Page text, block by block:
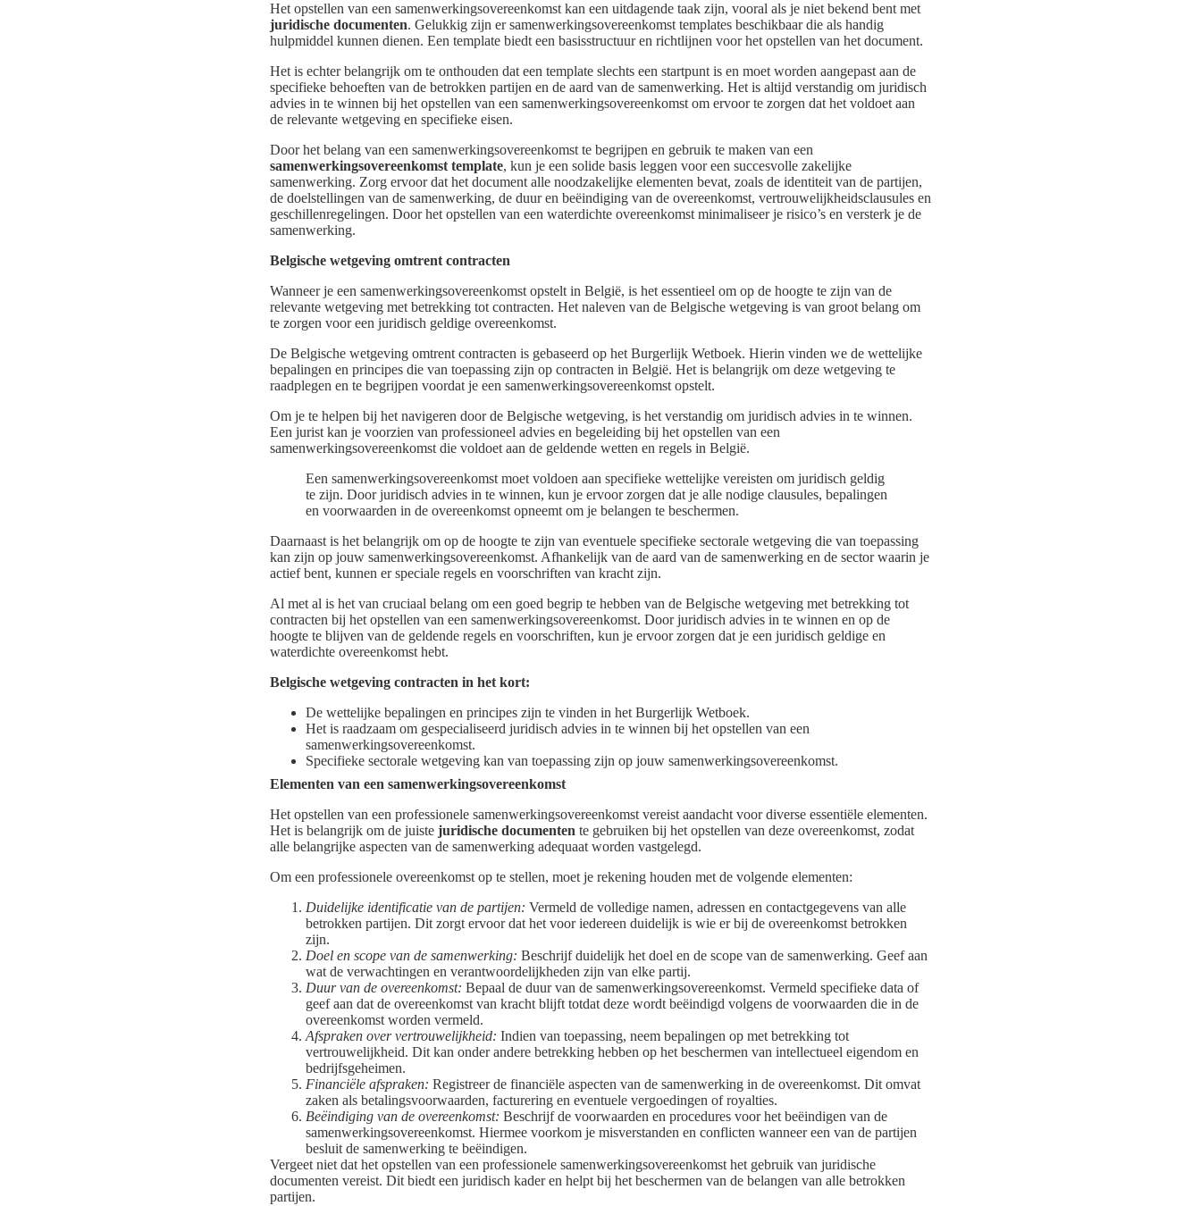
Het opstellen van een samenwerkingsovereenkomst kan een uitdagende taak zijn, vooral als je niet bekend bent met
juridische documenten. Gelukkig zijn er samenwerkingsovereenkomst templates beschikbaar die als handig
hulpmiddel kunnen dienen. Een template biedt een basisstructuur en richtlijnen voor het opstellen van het document.
Het is echter belangrijk om te onthouden dat een template slechts een startpunt is en moet worden aangepast aan de
specifieke behoeften van de betrokken partijen en de aard van de samenwerking. Het is altijd verstandig om juridisch
advies in te winnen bij het opstellen van een samenwerkingsovereenkomst om ervoor te zorgen dat het voldoet aan
de relevante wetgeving en specifieke eisen.
Door het belang van een samenwerkingsovereenkomst te begrijpen en gebruik te maken van een
samenwerkingsovereenkomst template, kun je een solide basis leggen voor een succesvolle zakelijke
samenwerking. Zorg ervoor dat het document alle noodzakelijke elementen bevat, zoals de identiteit van de partijen,
de doelstellingen van de samenwerking, de duur en beëindiging van de overeenkomst, vertrouwelijkheidsclausules en
geschillenregelingen. Door het opstellen van een waterdichte overeenkomst minimaliseer je risico’s en versterk je de
samenwerking.
Belgische wetgeving omtrent contracten
Wanneer je een samenwerkingsovereenkomst opstelt in België, is het essentieel om op de hoogte te zijn van de
relevante wetgeving met betrekking tot contracten. Het naleven van de Belgische wetgeving is van groot belang om
te zorgen voor een juridisch geldige overeenkomst.
De Belgische wetgeving omtrent contracten is gebaseerd op het Burgerlijk Wetboek. Hierin vinden we de wettelijke
bepalingen en principes die van toepassing zijn op contracten in België. Het is belangrijk om deze wetgeving te
raadplegen en te begrijpen voordat je een samenwerkingsovereenkomst opstelt.
Om je te helpen bij het navigeren door de Belgische wetgeving, is het verstandig om juridisch advies in te winnen.
Een jurist kan je voorzien van professioneel advies en begeleiding bij het opstellen van een
samenwerkingsovereenkomst die voldoet aan de geldende wetten en regels in België.
Een samenwerkingsovereenkomst moet voldoen aan specifieke wettelijke vereisten om juridisch geldig
te zijn. Door juridisch advies in te winnen, kun je ervoor zorgen dat je alle nodige clausules, bepalingen
en voorwaarden in de overeenkomst opneemt om je belangen te beschermen.
Daarnaast is het belangrijk om op de hoogte te zijn van eventuele specifieke sectorale wetgeving die van toepassing
kan zijn op jouw samenwerkingsovereenkomst. Afhankelijk van de aard van de samenwerking en de sector waarin je
actief bent, kunnen er speciale regels en voorschriften van kracht zijn.
Al met al is het van cruciaal belang om een goed begrip te hebben van de Belgische wetgeving met betrekking tot
contracten bij het opstellen van een samenwerkingsovereenkomst. Door juridisch advies in te winnen en op de
hoogte te blijven van de geldende regels en voorschriften, kun je ervoor zorgen dat je een juridisch geldige en
waterdichte overeenkomst hebt.
Belgische wetgeving contracten in het kort:
De wettelijke bepalingen en principes zijn te vinden in het Burgerlijk Wetboek.
Het is raadzaam om gespecialiseerd juridisch advies in te winnen bij het opstellen van een
samenwerkingsovereenkomst.
Specifieke sectorale wetgeving kan van toepassing zijn op jouw samenwerkingsovereenkomst.
Elementen van een samenwerkingsovereenkomst
Het opstellen van een professionele samenwerkingsovereenkomst vereist aandacht voor diverse essentiële elementen.
Het is belangrijk om de juiste juridische documenten te gebruiken bij het opstellen van deze overeenkomst, zodat
alle belangrijke aspecten van de samenwerking adequaat worden vastgelegd.
Om een professionele overeenkomst op te stellen, moet je rekening houden met de volgende elementen:
Duidelijke identificatie van de partijen: Vermeld de volledige namen, adressen en contactgegevens van alle
betrokken partijen. Dit zorgt ervoor dat het voor iedereen duidelijk is wie er bij de overeenkomst betrokken
zijn.
Doel en scope van de samenwerking: Beschrijf duidelijk het doel en de scope van de samenwerking. Geef aan
wat de verwachtingen en verantwoordelijkheden zijn van elke partij.
Duur van de overeenkomst: Bepaal de duur van de samenwerkingsovereenkomst. Vermeld specifieke data of
geef aan dat de overeenkomst van kracht blijft totdat deze wordt beëindigd volgens de voorwaarden die in de
overeenkomst worden vermeld.
Afspraken over vertrouwelijkheid: Indien van toepassing, neem bepalingen op met betrekking tot
vertrouwelijkheid. Dit kan onder andere betrekking hebben op het beschermen van intellectueel eigendom en
bedrijfsgeheimen.
Financiële afspraken: Registreer de financiële aspecten van de samenwerking in de overeenkomst. Dit omvat
zaken als betalingsvoorwaarden, facturering en eventuele vergoedingen of royalties.
Beëindiging van de overeenkomst: Beschrijf de voorwaarden en procedures voor het beëindigen van de
samenwerkingsovereenkomst. Hiermee voorkom je misverstanden en conflicten wanneer een van de partijen
besluit de samenwerking te beëindigen.
Vergeet niet dat het opstellen van een professionele samenwerkingsovereenkomst het gebruik van juridische
documenten vereist. Dit biedt een juridisch kader en helpt bij het beschermen van de belangen van alle betrokken
partijen.